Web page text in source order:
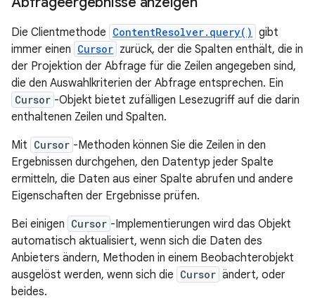
Die Clientmethode ContentResolver.query() gibt
immer einen Cursor zurück, der die Spalten enthält, die in
der Projektion der Abfrage für die Zeilen angegeben sind,
die den Auswahlkriterien der Abfrage entsprechen. Ein
Cursor -Objekt bietet zufälligen Lesezugriff auf die darin
enthaltenen Zeilen und Spalten.
Mit Cursor -Methoden können Sie die Zeilen in den
Ergebnissen durchgehen, den Datentyp jeder Spalte
ermitteln, die Daten aus einer Spalte abrufen und andere
Eigenschaften der Ergebnisse prüfen.
Bei einigen Cursor -Implementierungen wird das Objekt
automatisch aktualisiert, wenn sich die Daten des
Anbieters ändern, Methoden in einem Beobachterobjekt
ausgelöst werden, wenn sich die Cursor ändert, oder
beides.